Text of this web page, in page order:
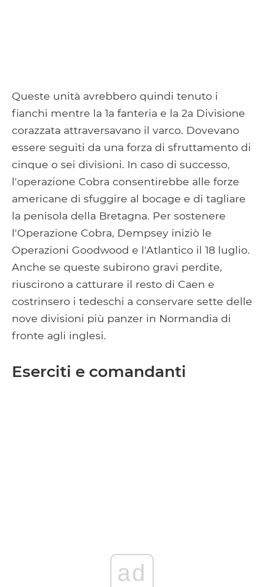
Queste unità avrebbero quindi tenuto i
fianchi mentre la 1a fanteria e la 2a Divisione
corazzata attraversavano il varco. Dovevano
essere seguiti da una forza di sfruttamento di
cinque o sei divisioni. In caso di successo,
l'operazione Cobra consentirebbe alle forze
americane di sfuggire al bocage e di tagliare
la penisola della Bretagna. Per sostenere
l'Operazione Cobra, Dempsey iniziò le
Operazioni Goodwood e l'Atlantico il 18 luglio.
Anche se queste subirono gravi perdite,
riuscirono a catturare il resto di Caen e
costrinsero i tedeschi a conservare sette delle
nove divisioni più panzer in Normandia di
fronte agli inglesi.
Eserciti e comandanti
ad